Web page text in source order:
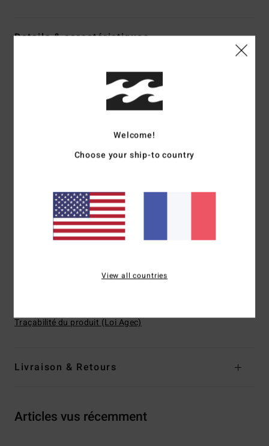
Details & caractéristiques
Code couleur
Collection : Jungle Bliss
Matière : Mélange de 90% de polyester recyclé et 10%
Taille : Fixe
Entrejambe : 6,4 cm
Système de Fermeture : Cordon de serrage
Poches : Poche arrière passepoilée
Traçabilité du produit (Loi Agec)
Livraison & Retours
Articles vus récemment
Welcome!
Choose your ship-to country
View all countries